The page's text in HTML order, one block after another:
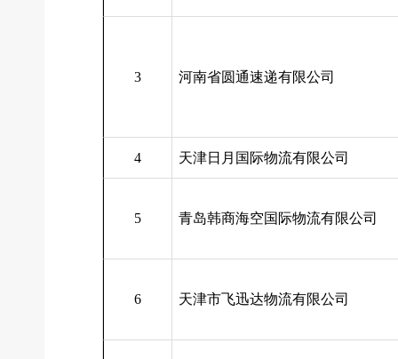
3 河南省圆通速递有限公司
4 天津日月国际物流有限公司
5 青岛韩商海空国际物流有限公司
6 天津市飞迅达物流有限公司